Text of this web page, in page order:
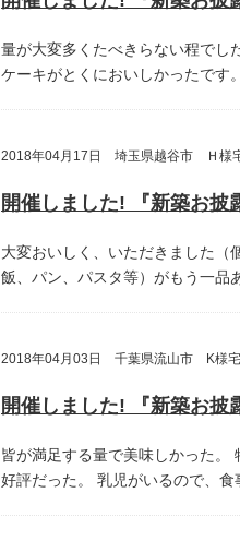
量が大変多くたべきらない程でし
ケーキがとくにおいしかったです。
2018年04月17日 埼玉県越谷市 Ｈ様宅
大変おいしく、いただきました（
飯、パン、パスタ等）がもう一品
2018年04月03日 千葉県流山市 K様宅
皆が満足する量で美味しかった。
好評だった。
乳児がいるので、食